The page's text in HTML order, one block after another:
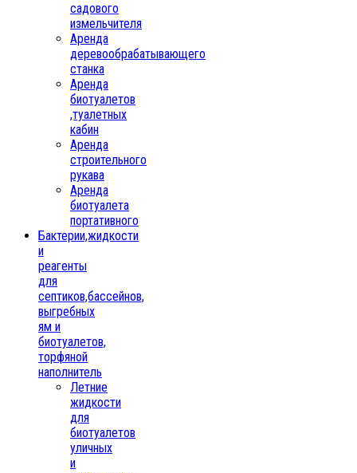
садового
измельчителя
Аренда
деревообрабатывающего
станка
Аренда
биотуалетов
,туалетных
кабин
Аренда
строительного
рукава
Аренда
биотуалета
портативного
Бактерии,жидкости
и
реагенты
для
септиков,бассейнов,
выгребных
ям и
биотуалетов,
торфяной
наполнитель
Летние
жидкости
для
биотуалетов
уличных
и